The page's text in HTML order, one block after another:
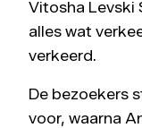
Vitosha Levski
alles wat
verkeerd.
De bezoekers
voor, waarna